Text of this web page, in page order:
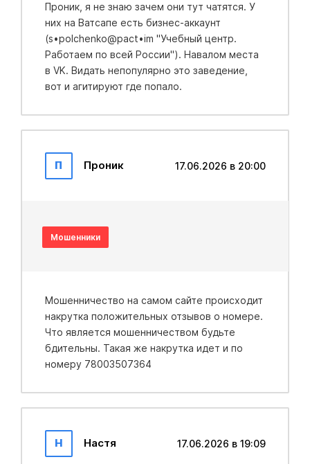
Проник, я не знаю зачем они тут чатятся. У
них на Ватсапе есть бизнес-аккаунт
(s•polchenko@pact•im "Учебный центр.
Работаем по всей России"). Навалом места
в VK. Видать непопулярно это заведение,
вот и агитируют где попало.
П Проник 17.06.2026 в 20:00
Мошенники
Мошенничество на самом сайте происходит
накрутка положительных отзывов о номере.
Что является мошенничеством будьте
бдительны. Такая же накрутка идет и по
номеру 78003507364
Н Настя 17.06.2026 в 19:09